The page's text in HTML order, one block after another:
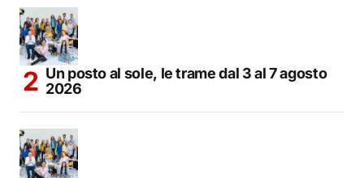
Un posto al sole, le trame dal 3 al 7 agosto
2026